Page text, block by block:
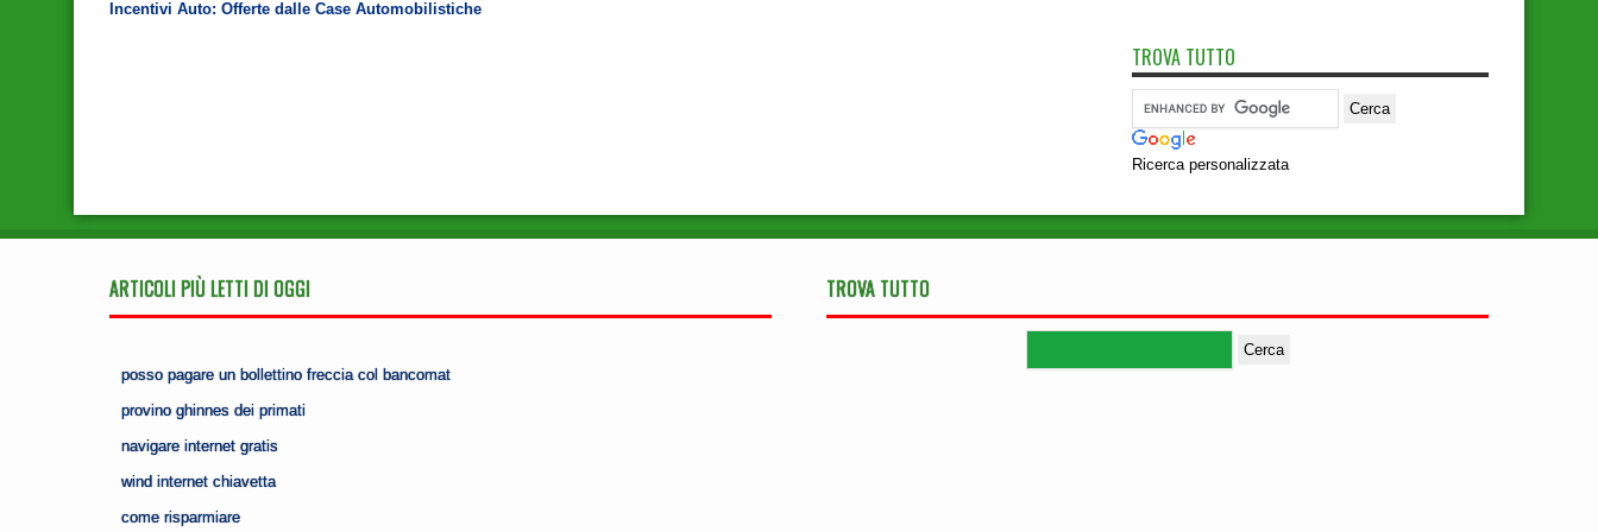
Incentivi Auto: Offerte dalle Case Automobilistiche
TROVA TUTTO
Ricerca personalizzata
ARTICOLI PIÙ LETTI DI OGGI
posso pagare un bollettino freccia col bancomat
provino ghinnes dei primati
navigare internet gratis
wind internet chiavetta
come risparmiare
TROVA TUTTO